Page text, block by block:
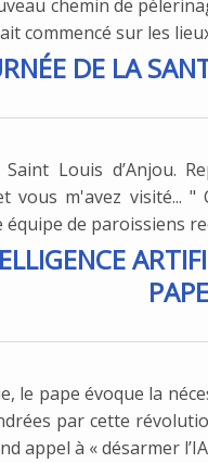
chemin de
commencé sur les
DE LA
Louis d’Anjou.
vous m'avez visité...
de paroissiens
PAPE
le pape évoque la
par cette
appel à « désarmer l’IA